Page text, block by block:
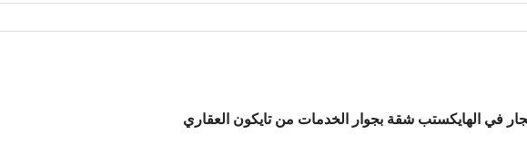
في الهايكستب شقة بجوار الخدمات من تايكون العقاري